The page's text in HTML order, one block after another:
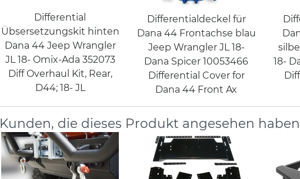
Differential
Übsersetzungskit hinten
Dana 44 Jeep Wrangler
JL 18- Omix-Ada 352073
Diff Overhaul Kit, Rear,
D44; 18- JL
Differentialdeckel für
Dana 44 Frontachse blau
Jeep Wrangler JL 18-
Dana Spicer 10053466
Differential Cover for
Dana 44 Front Ax
18-
Kunden, die dieses Produkt angesehen